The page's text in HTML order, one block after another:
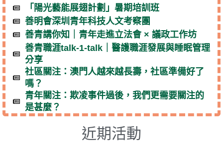
「陽光藝能展翅計劃」暑期培訓班
善明會深圳青年科技人文考察團
善青講你知｜青年走進立法會 × 議政工作坊
善青職涯talk-1-talk｜醫護職涯發展與睡眠管理
分享
社區關注：澳門人越來越長壽，社區準備好了
嗎？
青年關注：欺凌事件過後，我們更需要關注的
是甚麼？
近期活動